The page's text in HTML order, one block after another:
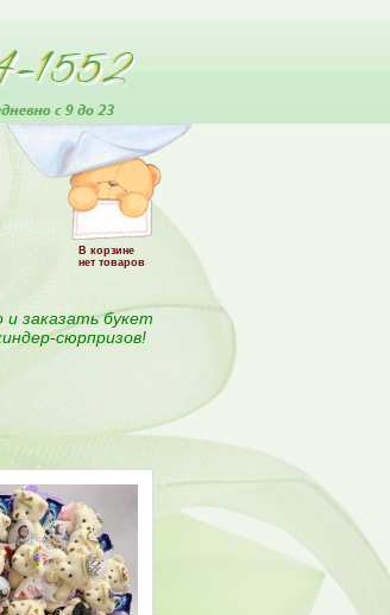
В корзине
нет товаров
заказать букет
сюрпризов!